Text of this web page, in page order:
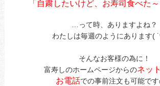
「自粛したいけど、 お寿司食べた～
…って時、ありますよね？
わたしは毎週のようにあります(
そんなお客様の為に！
富寿しのホームページからのネッ
お電話での事前注文も可能で